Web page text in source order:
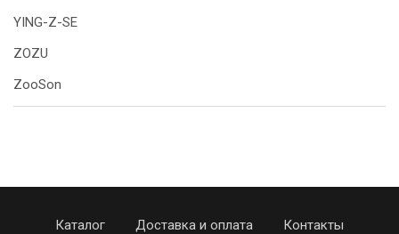
YING-Z-SE
ZOZU
ZooSon
Каталог Доставка и оплата
Контакты